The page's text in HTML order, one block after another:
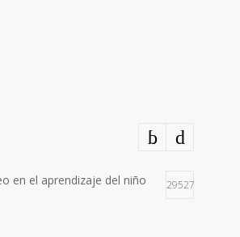
en el aprendizaje del niño 29527